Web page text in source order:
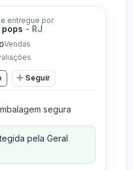
entregue por
- RJ
Vendas
Seguir
segura
pela Geral